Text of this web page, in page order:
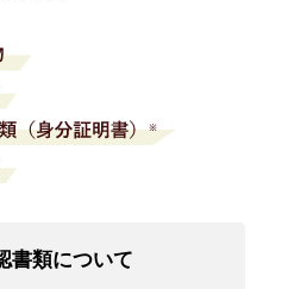
書類について